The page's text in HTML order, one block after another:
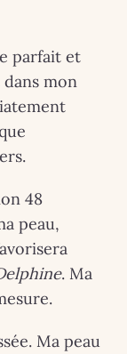
parfait et
mon
48
peau,
. Ma
Ma peau